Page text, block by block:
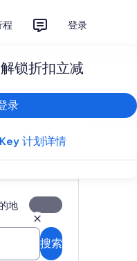
程 登录
锁折扣立减
录
计划详情
地
搜索